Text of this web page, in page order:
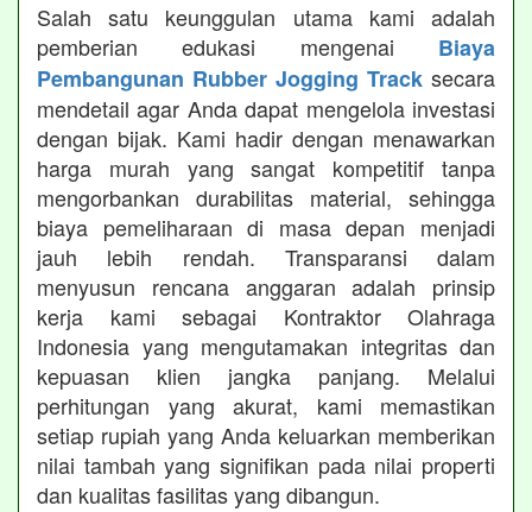
Salah satu keunggulan utama kami adalah
pemberian edukasi mengenai Biaya
Pembangunan Rubber Jogging Track secara
mendetail agar Anda dapat mengelola investasi
dengan bijak. Kami hadir dengan menawarkan
harga murah yang sangat kompetitif tanpa
mengorbankan durabilitas material, sehingga
biaya pemeliharaan di masa depan menjadi
jauh lebih rendah. Transparansi dalam
menyusun rencana anggaran adalah prinsip
kerja kami sebagai Kontraktor Olahraga
Indonesia yang mengutamakan integritas dan
kepuasan klien jangka panjang. Melalui
perhitungan yang akurat, kami memastikan
setiap rupiah yang Anda keluarkan memberikan
nilai tambah yang signifikan pada nilai properti
dan kualitas fasilitas yang dibangun.